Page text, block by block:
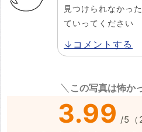
見つけられなかっ
ていってください
↓コメントする
この写真は怖か
3.99 /5 （